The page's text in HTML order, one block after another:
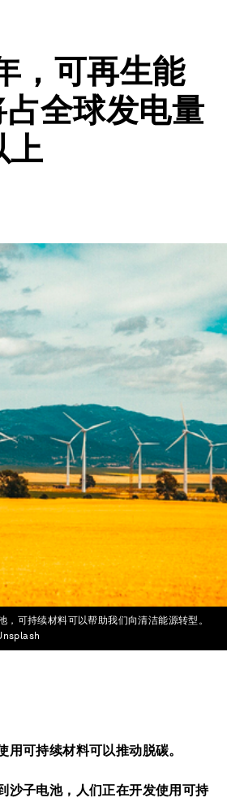
，可再生能
全球发电量
上
，可持续材料可以帮助我们向清洁能源转型。
用可持续材料可以推动脱碳。
沙子电池，人们正在开发使用可持